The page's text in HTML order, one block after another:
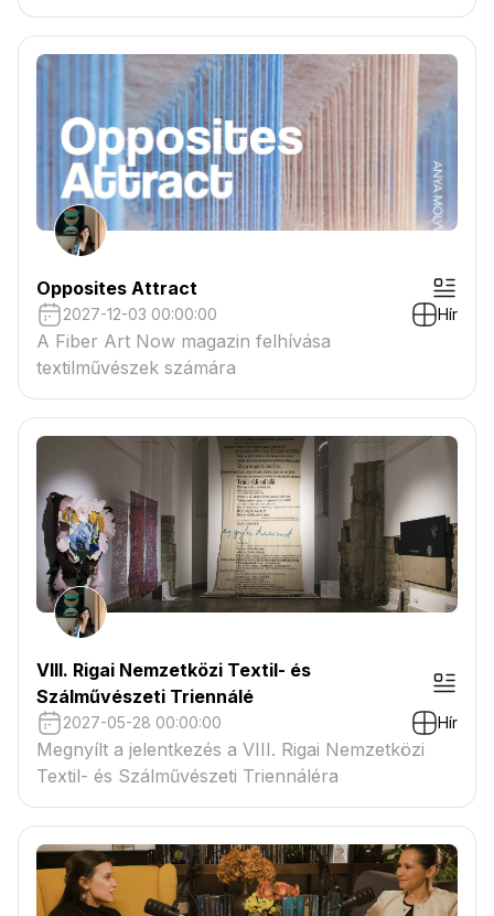
tartaléklistás pályázók névsora megtekinthető a
csatolmányban
Opposites Attract
2027-12-03 00:00:00 Hír
A Fiber Art Now magazin felhívása
textilművészek számára
VIII. Rigai Nemzetközi Textil- és
Szálművészeti Triennálé
2027-05-28 00:00:00 Hír
Megnyílt a jelentkezés a VIII. Rigai Nemzetközi
Textil- és Szálművészeti Triennáléra